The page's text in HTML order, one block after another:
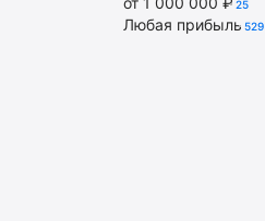
25
Любая прибыль 529